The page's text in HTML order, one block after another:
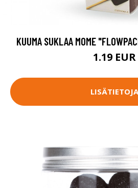
KUUMA SUKLAA MOME
1.19 EUR
LISÄTIETOJA